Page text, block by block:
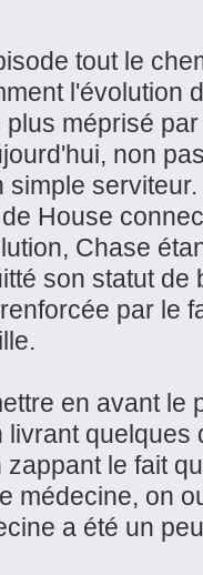
tout le
l'évolution
méprisé
non
simple
House
Chase
son statut
par le
en avant le
quelques
le fait
médecine, on
a été un